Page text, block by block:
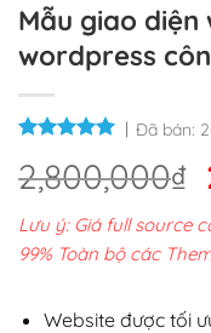
Mẫu giao diện
wordpress
Đã bán:
2,800,000₫
Lưu ý: Giá full source
99% Toàn bộ các
Website được tối